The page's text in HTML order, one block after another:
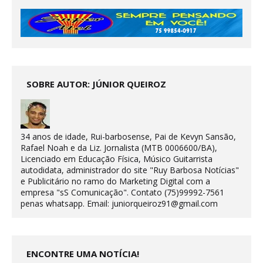
SOBRE AUTOR: JÚNIOR QUEIROZ
34 anos de idade, Rui-barbosense, Pai de Kevyn Sansão,
Rafael Noah e da Liz. Jornalista (MTB 0006600/BA),
Licenciado em Educação Física, Músico Guitarrista
autodidata, administrador do site "Ruy Barbosa Notícias"
e Publicitário no ramo do Marketing Digital com a
empresa "sS Comunicação". Contato (75)99992-7561
penas whatsapp. Email: juniorqueiroz91@gmail.com
ENCONTRE UMA NOTÍCIA!